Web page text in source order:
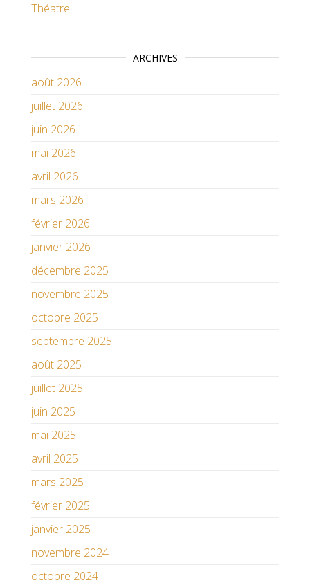
Théatre
ARCHIVES
août 2026
juillet 2026
juin 2026
mai 2026
avril 2026
mars 2026
février 2026
janvier 2026
décembre 2025
novembre 2025
octobre 2025
septembre 2025
août 2025
juillet 2025
juin 2025
mai 2025
avril 2025
mars 2025
février 2025
janvier 2025
novembre 2024
octobre 2024